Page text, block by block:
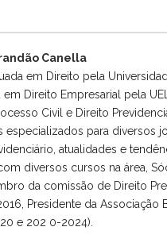
Canella
em Direito pela
em Direito Empresarial pela
Civil e Direito
especializados para diversos
atualidades e
diversos cursos na área,
da comissão de Direito
Presidente da Associação
e 202 0-2024).